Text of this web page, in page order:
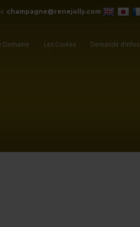
champagne@renejolly.com
Domaine Les Cuvées Demande d’infos